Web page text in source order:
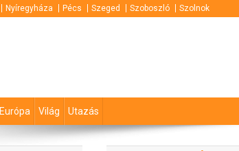
Nyíregyháza Pécs Szeged Szoboszló Szolnok
Európa Világ Utazás